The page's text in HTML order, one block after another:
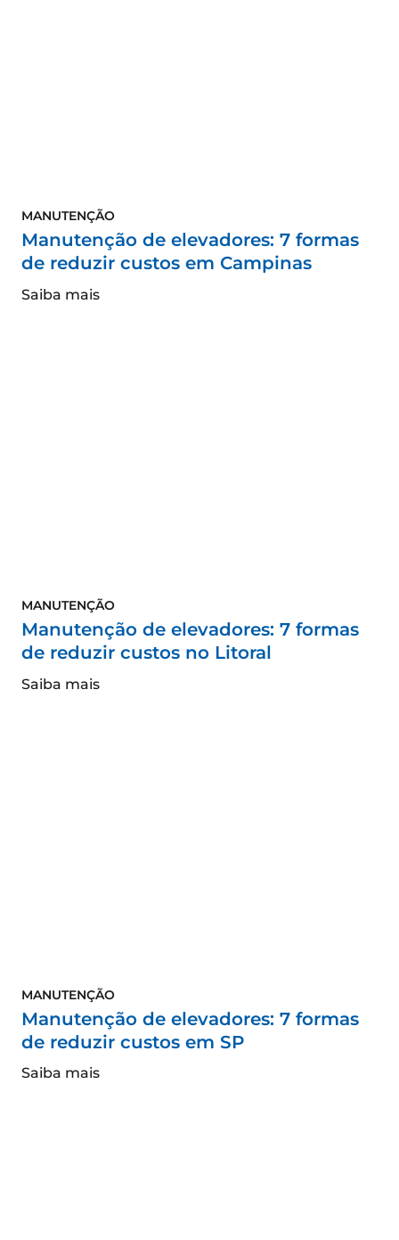
MANUTENÇÃO
Manutenção de elevadores: 7 formas
de reduzir custos em Campinas
Saiba mais
MANUTENÇÃO
Manutenção de elevadores: 7 formas
de reduzir custos no Litoral
Saiba mais
MANUTENÇÃO
Manutenção de elevadores: 7 formas
de reduzir custos em SP
Saiba mais